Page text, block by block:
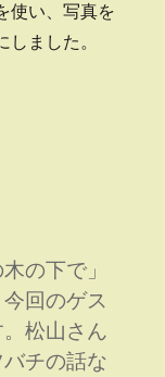
使い、写真を
ました。
の下で」
回のゲス
松山さん
チの話な